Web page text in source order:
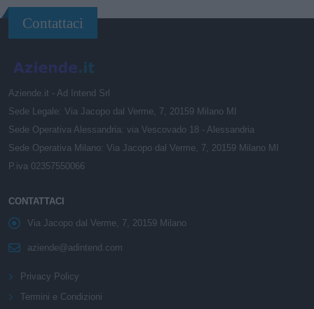
Contattaci
Aziende.it - Ad Intend Srl
Sede Legale: Via Jacopo dal Verme, 7, 20159 Milano MI
Sede Operativa Alessandria: via Vescovado 18 - Alessandria
Sede Operativa Milano: Via Jacopo dal Verme, 7, 20159 Milano MI
P.iva 02357550066
CONTATTACI
Via Jacopo dal Verme, 7, 20159 Milano
aziende@adintend.com
Privacy Policy
Termini e Condizioni